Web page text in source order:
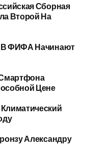
Сборная
Второй На
В ФИФА Начинают
Смартфона
Цене
Александру